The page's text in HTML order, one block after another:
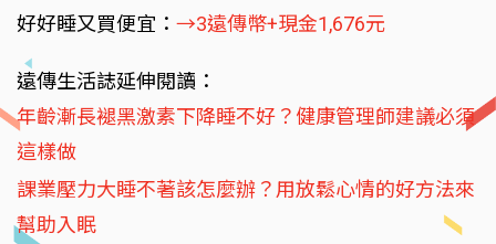
好好睡又買便宜： →3遠傳幣+現金1,676元
遠傳生活誌延伸閱讀：
年齡漸長褪黑激素下降睡不好？健康管理師建議必須
這樣做
課業壓力大睡不著該怎麼辦？用放鬆心情的好方法來
幫助入眠